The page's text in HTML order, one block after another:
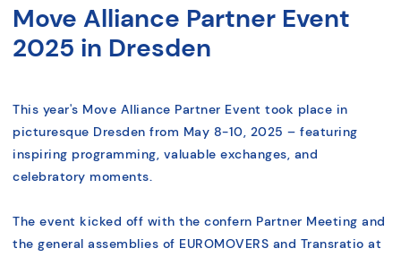
Move Alliance Partner Event
2025 in Dresden
This year's Move Alliance Partner Event took place in
picturesque Dresden from May 8-10, 2025 – featuring
inspiring programming, valuable exchanges, and
celebratory moments.
The event kicked off with the confern Partner Meeting and
the general assemblies of EUROMOVERS and Transratio at